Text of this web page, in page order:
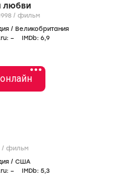
любви
/ фильм
/ Великобритания
– IMDb: 6,9
•••
/ фильм
/ США
– IMDb: 5,3